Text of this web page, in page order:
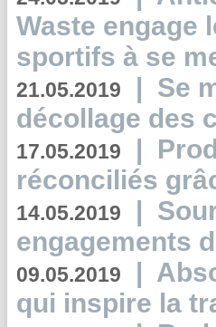
Waste engage
sportifs à se
21.05.2019 | Se
décollage des
17.05.2019 |
réconciliés
14.05.2019 |
engagements
09.05.2019 |
qui inspire la